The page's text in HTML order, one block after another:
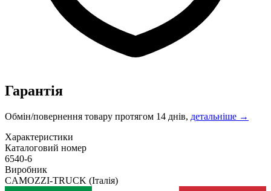
Гарантія
Обмін/повернення товару протягом 14 днів, детальніше →
Характеристики
Каталоговий номер
6540-6
Виробник
CAMOZZI-TRUCK (Італія)